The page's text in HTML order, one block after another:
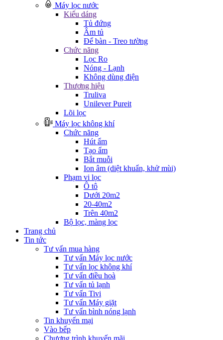
Máy lọc nước
Kiểu dáng
Tủ đứng
Âm tủ
Để bàn - Treo tường
Chức năng
Lọc Ro
Nóng - Lạnh
Không dùng điện
Thương hiệu
Truliva
Unilever Pureit
Lõi lọc
Máy lọc không khí
Chức năng
Hút ẩm
Tạo ẩm
Bắt muỗi
Ion âm (diệt khuẩn, khử mùi)
Phạm vi lọc
Ô tô
Dưới 20m2
20-40m2
Trên 40m2
Bộ lọc, màng lọc
Trang chủ
Tin tức
Tư vấn mua hàng
Tư vấn Máy lọc nước
Tư vấn lọc không khí
Tư vấn điều hoà
Tư vấn tủ lạnh
Tư vấn Tivi
Tư vấn Máy giặt
Tư vấn bình nóng lạnh
Tin khuyến mại
Vào bếp
Chương trình khuyến mãi